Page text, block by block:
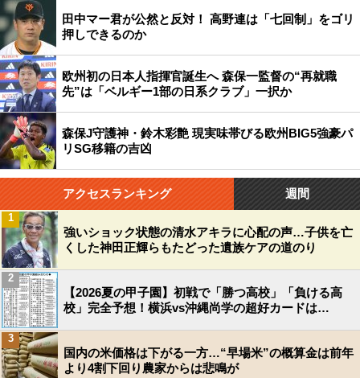
田中マー君が公然と反対！ 高野連は「七回制」をゴリ
押しできるのか
欧州初の日本人指揮官誕生へ 森保一監督の“再就職
先”は「ベルギー1部の日系クラブ」一択か
森保J守護神・鈴木彩艶 現実味帯びる欧州BIG5強豪パ
リSG移籍の吉凶
アクセスランキング 週間
強いショック状態の清水アキラに心配の声…子供を亡
くした神田正輝らもたどった遺族ケアの道のり
1
【2026夏の甲子園】初戦で「勝つ高校」「負ける高
校」完全予想！横浜vs沖縄尚学の超好カードは…
2
国内の米価格は下がる一方…“早場米”の概算金は前年
より4割下回り農家からは悲鳴が
3